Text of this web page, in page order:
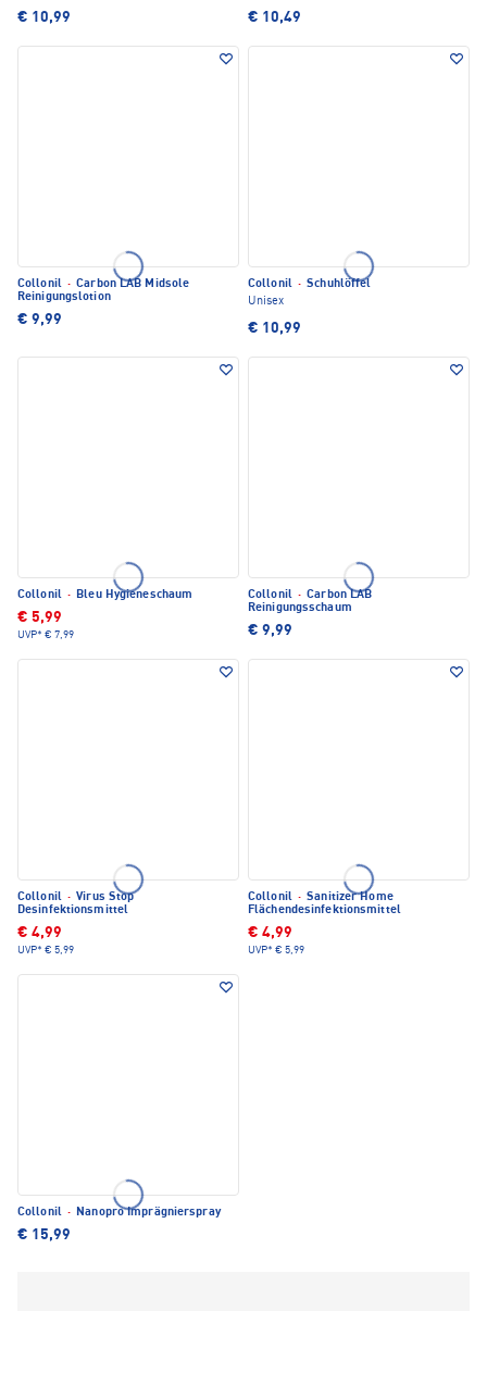
€ 10,99 € 10,49
Collonil · Carbon LAB Midsole
Reinigungslotion
€ 9,99
Collonil · Schuhlöffel
Unisex
€ 10,99
Collonil · Bleu Hygieneschaum
€ 5,99
UVP* € 7,99
Collonil · Carbon LAB
Reinigungsschaum
€ 9,99
Collonil · Virus Stop
Desinfektionsmittel
€ 4,99
UVP* € 5,99
Collonil · Sanitizer Home
Flächendesinfektionsmittel
€ 4,99
UVP* € 5,99
Collonil · Nanopro Imprägnierspray
€ 15,99